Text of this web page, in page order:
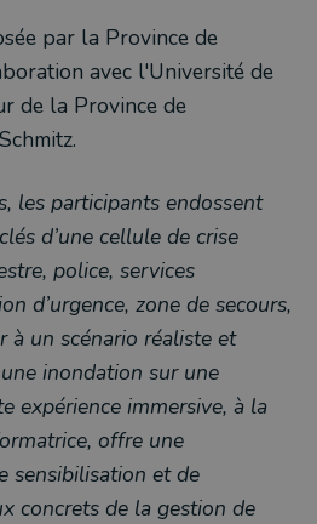
par la Province de
avec l'Université de
de la Province de
les participants endossent
d’une cellule de crise
police, services
d’urgence, zone de secours,
à un scénario réaliste et
inondation sur une
expérience immersive, à la
offre une
sensibilisation et de
concrets de la gestion de